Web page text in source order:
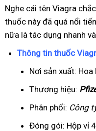
Nghe cái tên Viagra
thuốc này đã quá nổi
nữa là tác dụng nhanh
Thông tin thuốc
Nơi sản xuất: Hoa
Thương hiệu:
Phân phối: Công
Đóng gói: Hộp vỉ